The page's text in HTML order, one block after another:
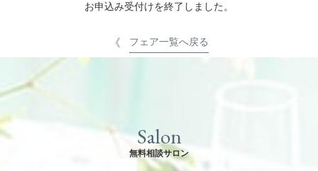
お申込み受付けを終了しました。
フェア一覧へ戻る
Salon
無料相談サロン